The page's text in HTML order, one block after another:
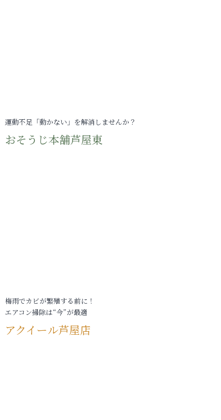
運動不足「動かない」を解消しませんか？
おそうじ本舗芦屋東
梅雨でカビが繁殖する前に！
エアコン掃除は“今”が最適
アクイール芦屋店